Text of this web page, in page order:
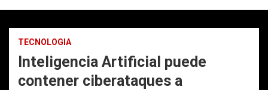
TECNOLOGIA
Inteligencia Artificial puede
contener ciberataques a